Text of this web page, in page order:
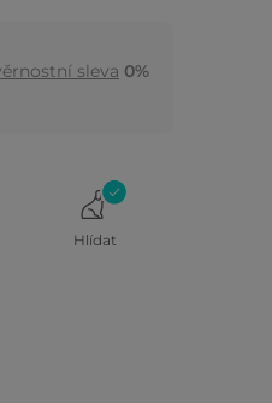
sleva 0%
Hlídat